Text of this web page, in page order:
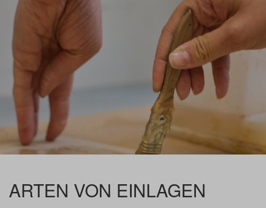
ARTEN VON EINLAGEN